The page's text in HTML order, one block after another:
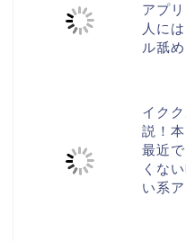
アプ
人に
ル舐
イク
説！
最近
くな
い系